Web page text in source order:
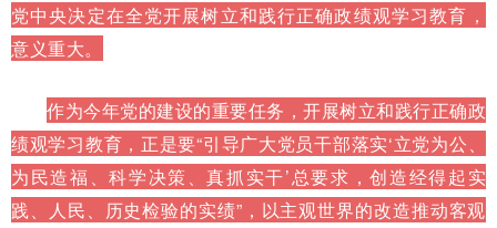
党中央决定在全党开展树立和践行正确政绩观学习教育，
意义重大。
作为今年党的建设的重要任务，开展树立和践行正确政
绩观学习教育，正是要“引导广大党员干部落实‘立党为公、
为民造福、科学决策、真抓实干’总要求，创造经得起实
践、人民、历史检验的实绩”，以主观世界的改造推动客观